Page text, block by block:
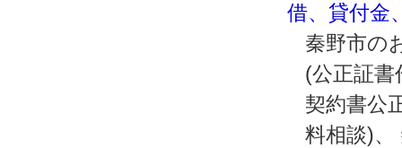
借、貸付金
秦野市の
(公正証書
契約書公
料相談)、